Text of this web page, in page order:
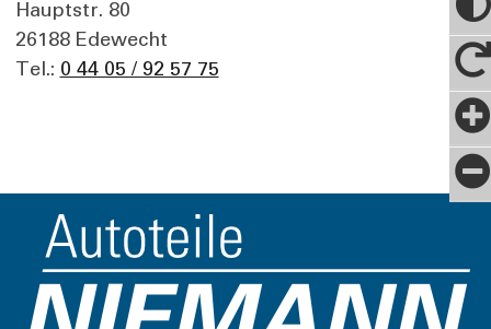
Hauptstr. 80
26188 Edewecht
Tel.: 0 44 05 / 92 57 75